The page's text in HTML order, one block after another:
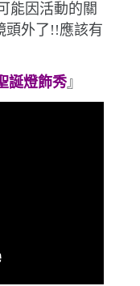
能因活動的關
頭外了!!應該有
誕燈飾秀 』